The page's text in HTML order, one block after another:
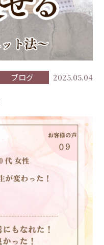
ブログ 2025.05.04